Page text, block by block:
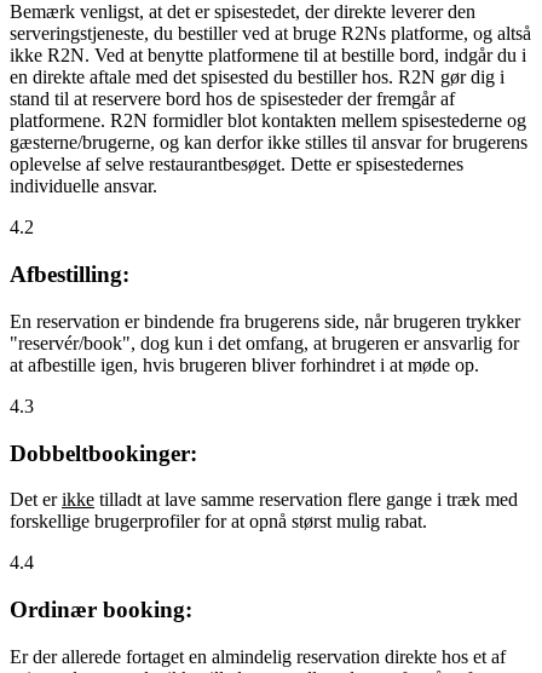
Bemærk venligst, at det er spisestedet, der direkte leverer den
serveringstjeneste, du bestiller ved at bruge R2Ns platforme, og altså
ikke R2N. Ved at benytte platformene til at bestille bord, indgår du i
en direkte aftale med det spisested du bestiller hos. R2N gør dig i
stand til at reservere bord hos de spisesteder der fremgår af
platformene. R2N formidler blot kontakten mellem spisestederne og
gæsterne/brugerne, og kan derfor ikke stilles til ansvar for brugerens
oplevelse af selve restaurantbesøget. Dette er spisestedernes
individuelle ansvar.
4.2
Afbestilling:
En reservation er bindende fra brugerens side, når brugeren trykker
"reservér/book", dog kun i det omfang, at brugeren er ansvarlig for
at afbestille igen, hvis brugeren bliver forhindret i at møde op.
4.3
Dobbeltbookinger:
Det erikke tilladt at lave samme reservation flere gange i træk med
forskellige brugerprofiler for at opnå størst mulig rabat.
4.4
Ordinær booking:
Er der allerede fortaget en almindelig reservation direkte hos et af